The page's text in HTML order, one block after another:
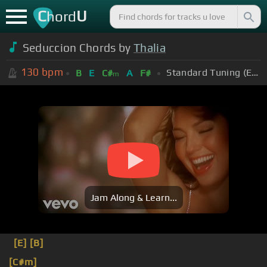
ChordU
Seduccion Chords by Thalia
130 bpm B E C#m A F# Standard Tuning (EADGBE)
Jam Along & Learn...
[E] [B]
[C#m]